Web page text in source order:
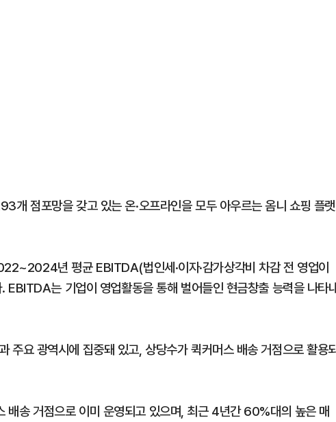
개 점포망을 갖고 있는 온·오프라인을 모두 아우르는 옴니 쇼핑 플랫
년 평균 EBITDA(법인세·이자·감가상각비 차감 전 영업이
는 기업이 영업활동을 통해 벌어들인 현금창출 능력을 나타
주요 광역시에 집중돼 있고, 상당수가 퀵커머스 배송 거점으로 활용
송 거점으로 이미 운영되고 있으며, 최근 4년간 60%대의 높은 매